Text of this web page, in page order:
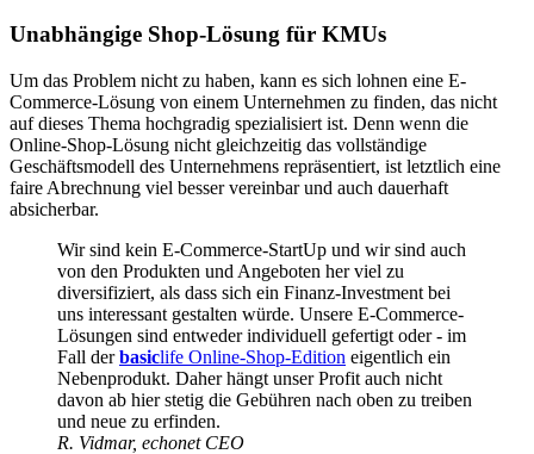
Unabhängige Shop-Lösung für KMUs
Um das Problem nicht zu haben, kann es sich lohnen eine E-
Commerce-Lösung von einem Unternehmen zu finden, das nicht
auf dieses Thema hochgradig spezialisiert ist. Denn wenn die
Online-Shop-Lösung nicht gleichzeitig das vollständige
Geschäftsmodell des Unternehmens repräsentiert, ist letztlich eine
faire Abrechnung viel besser vereinbar und auch dauerhaft
absicherbar.
Wir sind kein E-Commerce-StartUp und wir sind auch
von den Produkten und Angeboten her viel zu
diversifiziert, als dass sich ein Finanz-Investment bei
uns interessant gestalten würde. Unsere E-Commerce-
Lösungen sind entweder individuell gefertigt oder - im
Fall derbasiclife Online-Shop-Edition eigentlich ein
Nebenprodukt. Daher hängt unser Profit auch nicht
davon ab hier stetig die Gebühren nach oben zu treiben
und neue zu erfinden.
R. Vidmar, echonet CEO